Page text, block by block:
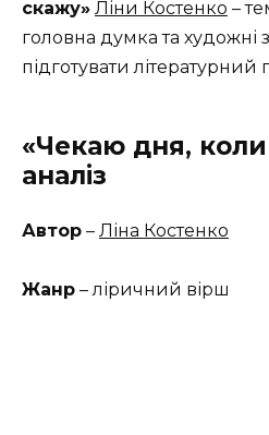
скажу» Ліни Костенко –
головна думка та
підготувати літературний
«Чекаю дня, коли
аналіз
Автор – Ліна Костенко
Жанр – ліричний вірш